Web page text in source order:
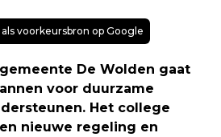
voorkeursbron op Google
De Wolden gaat
voor duurzame
Het college
nieuwe regeling en